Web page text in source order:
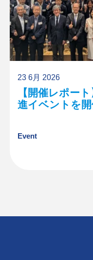
23 6月 2026
【開催レポー
進イベントを開
Event